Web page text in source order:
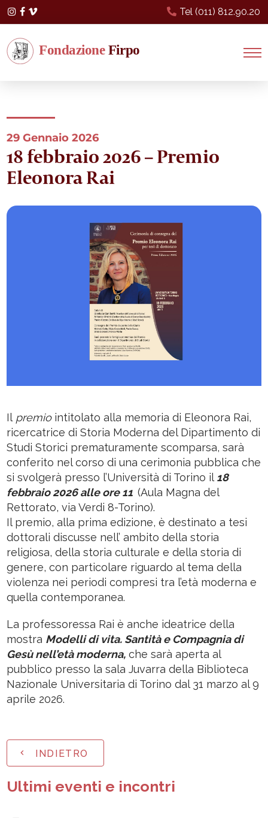
Tel (011) 812.90.20
Instagram
Facebook
Vimeo
29 Gennaio 2026
18 febbraio 2026 – Premio
Eleonora Rai
Il premiointitolato alla memoria di Eleonora Rai,
ricercatrice di Storia Moderna del Dipartimento di
Studi Storici prematuramente scomparsa, sarà
conferito nel corso di una cerimonia pubblica che
si svolgerà presso l’Università di Torino il 18
febbraio 2026 alle ore 11(Aula Magna del
Rettorato, via Verdi 8-Torino).
Il premio, alla prima edizione, è destinato a tesi
dottorali discusse nell’ ambito della storia
religiosa, della storia culturale e della storia di
genere, con particolare riguardo al tema della
violenza nei periodi compresi tra l’età moderna e
quella contemporanea.
La professoressa Rai è anche ideatrice della
mostra Modelli di vita. Santità e Compagnia di
Gesù nell’età moderna, che sarà aperta al
pubblico presso la sala Juvarra della Biblioteca
Nazionale Universitaria di Torino dal 31 marzo al 9
aprile 2026.
INDIETRO
Ultimi eventi e incontri